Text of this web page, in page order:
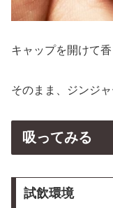
キャップを開けて
そのまま、ジンジ
吸ってみる
試飲環境